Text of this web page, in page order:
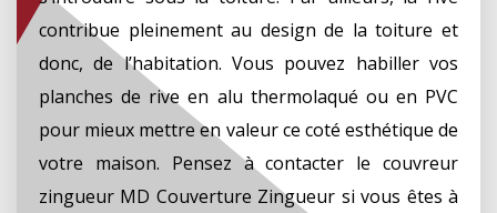
contribue pleinement au design de la toiture et
donc, de l’habitation. Vous pouvez habiller vos
planches de rive en alu thermolaqué ou en PVC
pour mieux mettre en valeur ce coté esthétique de
votre maison. Pensez à contacter le couvreur
zingueur MD Couverture Zingueur si vous êtes à